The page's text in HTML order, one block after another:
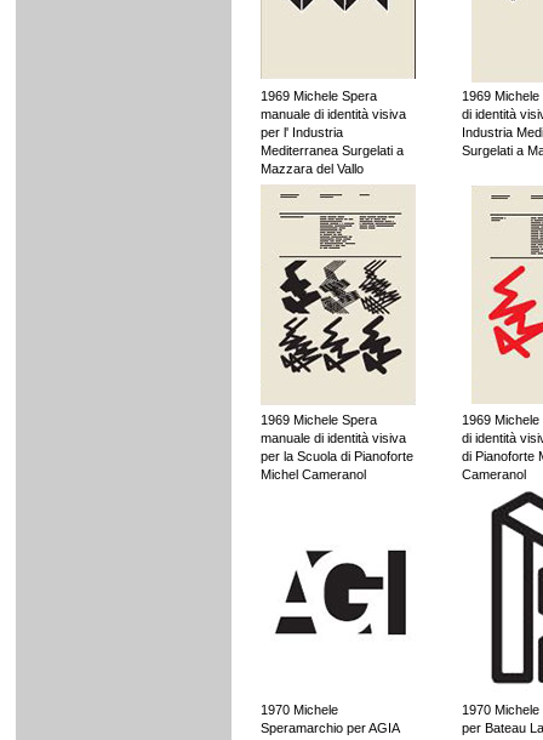
1969 Michele Spera
manuale di identità visiva
per l' Industria
Mediterranea Surgelati a
Mazzara del Vallo
1969
di identità
Industria
Surgelati a
1969 Michele Spera
manuale di identità visiva
per la Scuola di Pianoforte
Michel Cameranol
1969
di identità
di Pianoforte
Cameranol
1970 Michele
Speramarchio per AGIA
1970
per Bateau